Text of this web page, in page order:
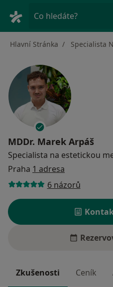
Co hledáte?
Hlavní Stránka Specialista
MDDr. Marek Arpáš
Specialista na estetickou
Praha 1 adresa
6 názorů
Zkušenosti Ceník